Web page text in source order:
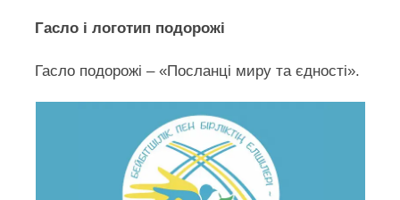
Гасло і логотип подорожі
Гасло подорожі – «Посланці миру та єдності».